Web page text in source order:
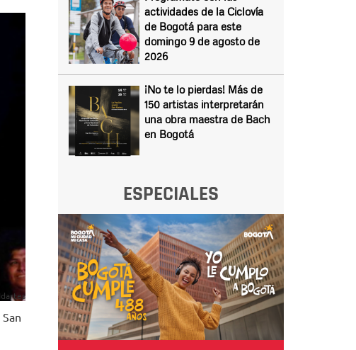
actividades de la Ciclovía
de Bogotá para este
domingo 9 de agosto de
2026
¡No te lo pierdas! Más de
150 artistas interpretarán
una obra maestra de Bach
en Bogotá
ESPECIALES